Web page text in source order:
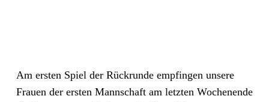
Am ersten Spiel der Rückrunde empfingen unsere
Frauen der ersten Mannschaft am letzten Wochenende